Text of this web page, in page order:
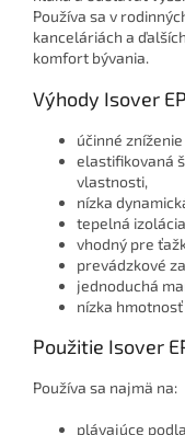
Používa sa v
kanceláriách a
komfort bývania.
Výhody Isover
účinné
elastifikovaná
vlastnosti,
nízka
tepelná
vhodný pre
prevádzkové
jednoduchá
nízka
Použitie Isover
Používa sa najmä na:
plávajúce